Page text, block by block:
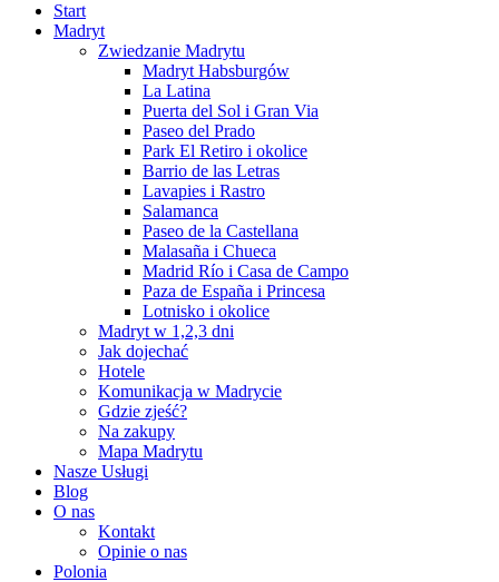
Start
Madryt
Zwiedzanie Madrytu
Madryt Habsburgów
La Latina
Puerta del Sol i Gran Via
Paseo del Prado
Park El Retiro i okolice
Barrio de las Letras
Lavapies i Rastro
Salamanca
Paseo de la Castellana
Malasaña i Chueca
Madrid Río i Casa de Campo
Paza de España i Princesa
Lotnisko i okolice
Madryt w 1,2,3 dni
Jak dojechać
Hotele
Komunikacja w Madrycie
Gdzie zjeść?
Na zakupy
Mapa Madrytu
Nasze Usługi
Blog
O nas
Kontakt
Opinie o nas
Polonia